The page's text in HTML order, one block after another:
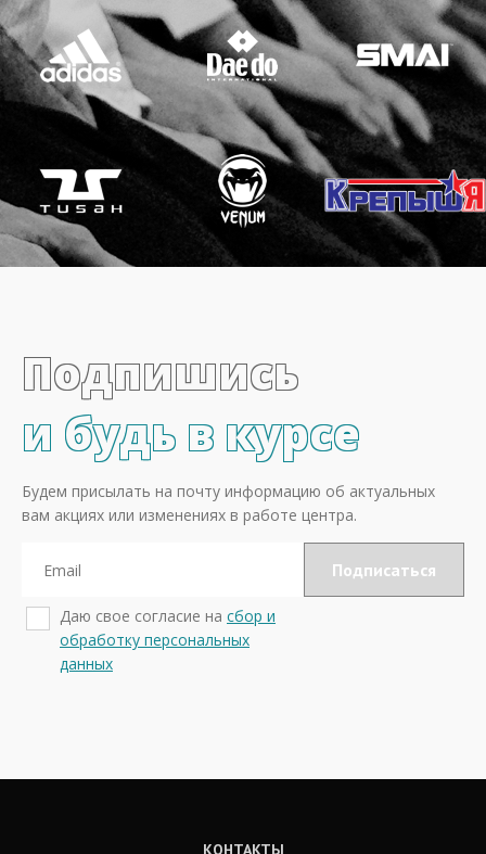
Подпишись
и будь в курсе
Будем присылать на почту информацию об актуальных
вам акциях или изменениях в работе центра.
Даю свое согласие на сбор и
обработку персональных
данных
КОНТАКТЫ